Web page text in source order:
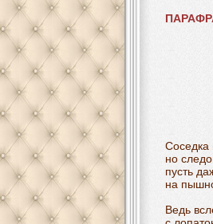
Соседка
но
пусть
на
Ведь